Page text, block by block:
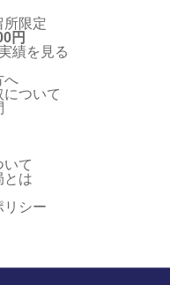
限定
円
績を見る
へ
ついて
いて
とは
リシー